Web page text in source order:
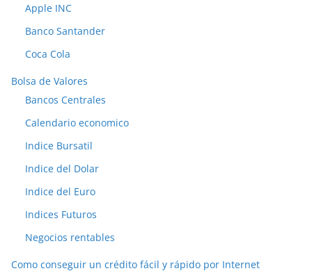
Apple INC
Banco Santander
Coca Cola
Bolsa de Valores
Bancos Centrales
Calendario economico
Indice Bursatil
Indice del Dolar
Indice del Euro
Indices Futuros
Negocios rentables
Como conseguir un crédito fácil y rápido por Internet